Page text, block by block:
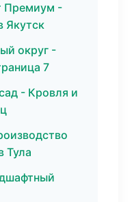
Премиум -
Якутск
округ -
7
- Кровля и
Тула